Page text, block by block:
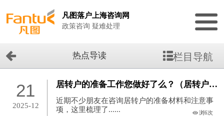
凡图落户上海咨询网
政策咨询 疑难处理
热点导读 栏目导航
21
2025-12
居转户的准备工作您做好了么？（居转户办理手续）
近期不少朋友在咨询居转户的准备材料和注意事
项，这里梳理了......
浏6次